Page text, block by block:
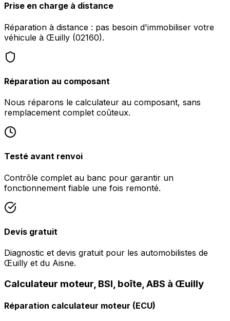
Prise en charge à distance
Réparation à distance : pas besoin d'immobiliser votre
véhicule à Œuilly (02160).
Réparation au composant
Nous réparons le calculateur au composant, sans
remplacement complet coûteux.
Testé avant renvoi
Contrôle complet au banc pour garantir un
fonctionnement fiable une fois remonté.
Devis gratuit
Diagnostic et devis gratuit pour les automobilistes de
Œuilly et du Aisne.
Calculateur moteur, BSI, boîte, ABS à Œuilly
Réparation calculateur moteur (ECU)